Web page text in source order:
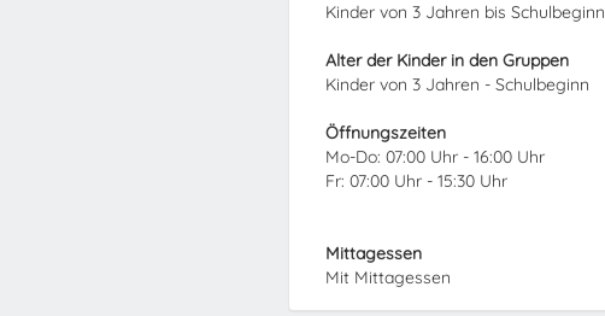
Kinder von 3 Jahren bis Schulbeginn
Alter der Kinder in den Gruppen
Kinder von 3 Jahren - Schulbeginn
Öffnungszeiten
Mo-Do: 07:00 Uhr - 16:00 Uhr
Fr: 07:00 Uhr - 15:30 Uhr
Mittagessen
Mit Mittagessen